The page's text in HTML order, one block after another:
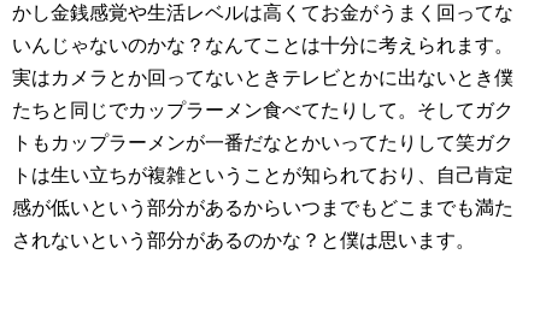
かし金銭感覚や生活レベルは高くてお金がうまく回ってな
いんじゃないのかな？なんてことは十分に考えられます。
実はカメラとか回ってないときテレビとかに出ないとき僕
たちと同じでカップラーメン食べてたりして。そしてガク
トもカップラーメンが一番だなとかいってたりして笑ガク
トは生い立ちが複雑ということが知られており、自己肯定
感が低いという部分があるからいつまでもどこまでも満た
されないという部分があるのかな？と僕は思います。